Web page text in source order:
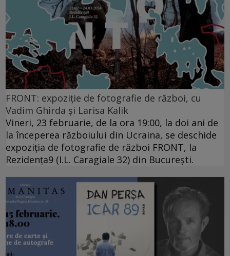
FRONT: expoziție de fotografie de război, cu
Vadim Ghirda și Larisa Kalik
Vineri, 23 februarie, de la ora 19:00, la doi ani de
la începerea războiului din Ucraina, se deschide
expoziția de fotografie de război FRONT, la
Rezidența9 (I.L. Caragiale 32) din București.